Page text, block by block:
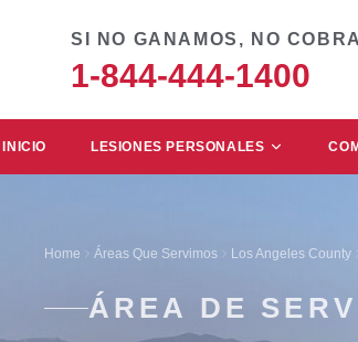
SI NO GANAMOS, NO
1-844-444-1400
INICIO LESIONES PERSONALES
Home Áreas Que Servimos Los Angeles County
ÁREA DE